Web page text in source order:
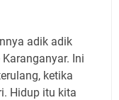
adik adik
Ini
ketika
Hidup itu kita